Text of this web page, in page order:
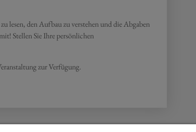
lesen, den Aufbau zu verstehen und die Abgaben
Stellen Sie Ihre persönlichen
zur Verfügung.